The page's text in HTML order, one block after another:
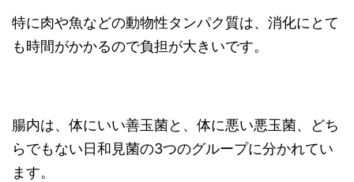
特に肉や魚などの動物性タンパク質は、消化にとて
も時間がかかるので負担が大きいです。
腸内は、体にいい善玉菌と、体に悪い悪玉菌、どち
らでもない日和見菌の3つのグループに分かれてい
ます。